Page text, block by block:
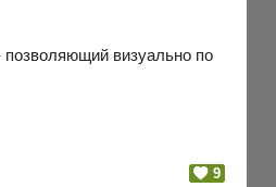
позволяющий визуально по
9